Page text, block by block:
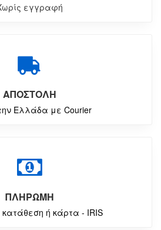
εγγραφή
ΑΠΟΣΤΟΛΗ
Ελλάδα με Courier
ΠΛΗΡΩΜΗ
κατάθεση ή κάρτα - IRIS